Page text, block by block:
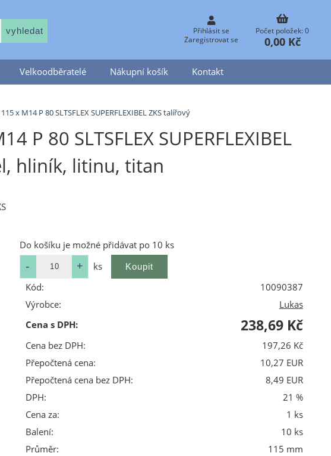
Přihlásit se
Zaregistrovat se
Počet položek: 0
0,00 Kč
Velkoodběratelé Nákupní košík Kontakt
x M14 P 80 SLTSFLEX SUPERFLEXIBEL ZKS talířový
80 SLTSFLEX SUPERFLEXIBEL
hliník, litinu, titan
Do košíku je možné přidávat po 10 ks
ks
Kód:
10090387
Výrobce:
Lukas
Cena s DPH:
238,69 Kč
Cena bez DPH:
197,26 Kč
Přepočtená cena:
10,27 EUR
Přepočtená cena bez DPH:
8,49 EUR
DPH:
21 %
Cena za:
1 ks
Balení:
10 ks
Průměr:
115 mm